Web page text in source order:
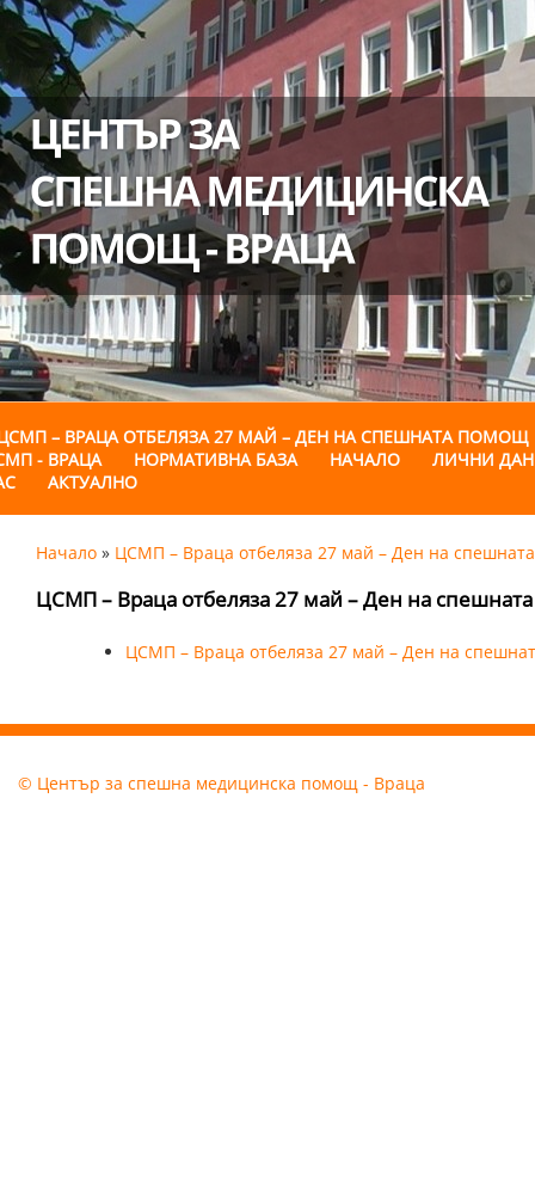
– ВРАЦА ОТБЕЛЯЗА 27 МАЙ – ДЕН НА СПЕШНАТА ПОМОЩ
- ВРАЦА
НОРМАТИВНА БАЗА НАЧАЛО
ЛИЧНИ
АКТУАЛНО
Начало » ЦСМП – Враца отбеляза 27 май – Ден на
ЦСМП – Враца отбеляза 27 май – Ден на
ЦСМП – Враца отбеляза 27 май – Ден на
© Център за спешна медицинска помощ - Враца